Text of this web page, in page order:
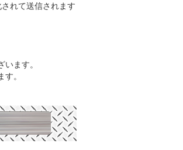
れて送信されます
います。
す。